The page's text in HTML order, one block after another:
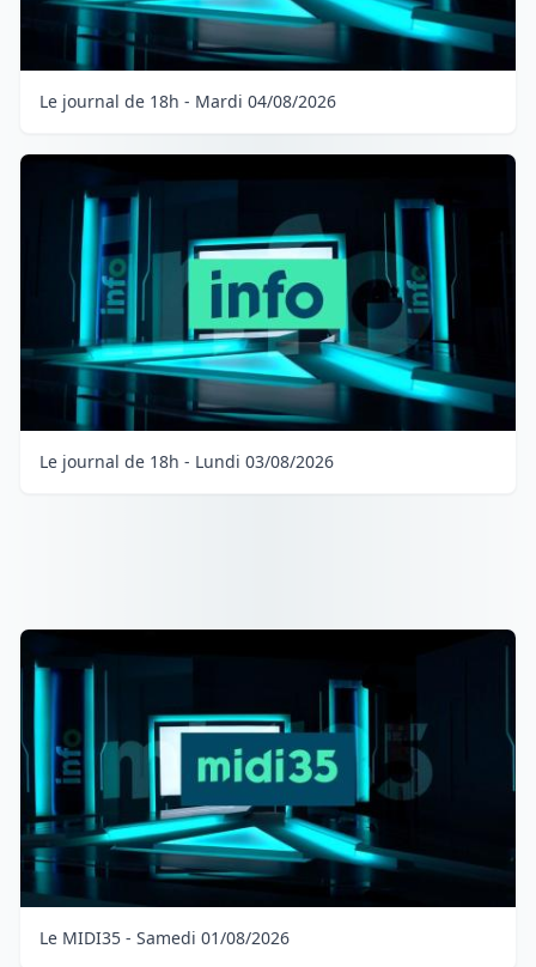
Le journal de 18h - Mardi 04/08/2026
Le journal de 18h - Lundi 03/08/2026
Le MIDI35 - Samedi 01/08/2026